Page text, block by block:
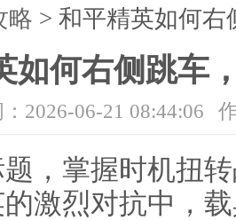
略 > 和平精英如何
如何右侧跳车
2026-06-21 08:44:06
，掌握时机扭
激烈对抗中，